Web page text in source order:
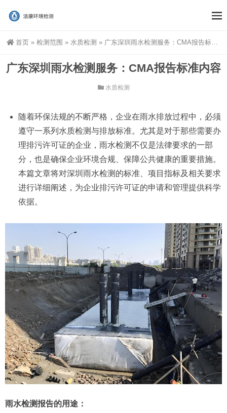
首页 » 检测范围 » 水质检测 » 广东深圳雨水检测服务：CMA报告标准内容
广东深圳雨水检测服务：CMA报告标准内容
水质检测
随着环保法规的不断严格，企业在雨水排放过程中，必须
遵守一系列水质检测与排放标准。尤其是对于那些需要办
理排污许可证的企业，雨水检测不仅是法律要求的一部
分，也是确保企业环境合规、保障公共健康的重要措施。
本篇文章将对深圳雨水检测的标准、项目指标及相关要求
进行详细阐述，为企业排污许可证的申请和管理提供科学
依据。
雨水检测报告的用途：